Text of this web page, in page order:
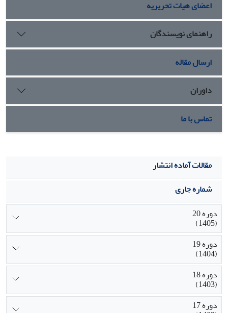
اعضای هیات تحریریه
راهنمای نویسندگان
ارسال مقاله
داوران
تماس با ما
مقالات آماده انتشار
شماره جاری
دوره 20
(1405)
دوره 19
(1404)
دوره 18
(1403)
دوره 17